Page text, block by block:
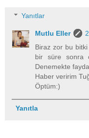
Yanıtlar
Mutlu Eller
Biraz zor bu
bir süre sonra
Denemekte
Haber veririm
Öptüm:)
Yanıtla